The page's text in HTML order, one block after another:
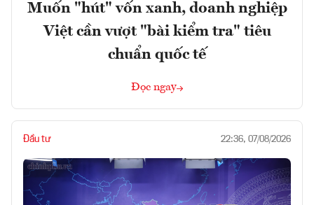
Muốn "hút" vốn xanh, doanh nghiệp
Việt cần vượt "bài kiểm tra" tiêu
chuẩn quốc tế
Đọc ngay
Đầu tư 22:36, 07/08/2026